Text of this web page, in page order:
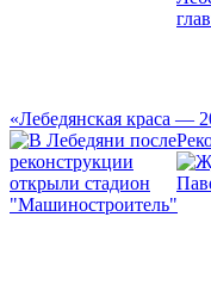
«Лебедянская краса —